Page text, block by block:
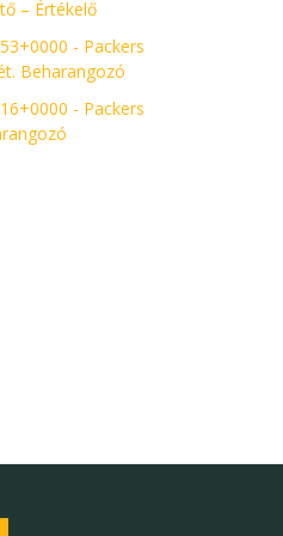
– Értékelő
- Packers
Beharangozó
- Packers